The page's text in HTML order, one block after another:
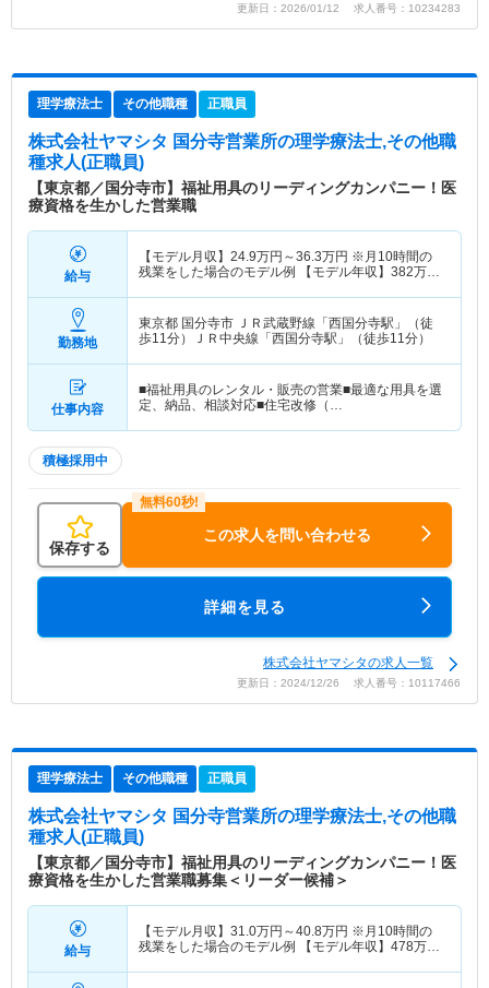
更新日：2026/01/12 求人番号：10234283
理学療法士 その他職種 正職員
株式会社ヤマシタ 国分寺営業所の理学療法士,その他職
種求人(正職員)
【東京都／国分寺市】福祉用具のリーディングカンパニー！医
療資格を生かした営業職
給与
【モデル月収】 24.9万円～36.3万円 ※月10時間の
残業をした場合のモデル例 【モデル年収】 382万円
例
勤務地
東京都 国分寺市 ＪＲ武蔵野線「西国分寺駅」（徒
歩11分）ＪＲ中央線「西国分寺駅」（徒歩11分）
仕事内容
■福祉用具のレンタル・販売の営業■最適な用具を選
定、納品、相談対応■住宅改修（…
積極採用中
保存する
この求人を問い合わせる
詳細を見る
株式会社ヤマシタの求人一覧
更新日：2024/12/26 求人番号：10117466
理学療法士 その他職種 正職員
株式会社ヤマシタ 国分寺営業所の理学療法士,その他職
種求人(正職員)
【東京都／国分寺市】福祉用具のリーディングカンパニー！医
療資格を生かした営業職募集＜リーダー候補＞
給与
【モデル月収】 31.0万円～40.8万円 ※月10時間の
残業をした場合のモデル例 【モデル年収】 478万円
例